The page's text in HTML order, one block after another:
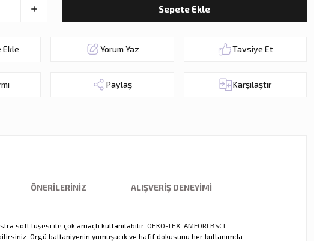
Sepete Ekle
Yorum Yaz Tavsiye Et
Paylaş Karşılaştır
ÖNERILERINIZ ALIŞVERIŞ DENEYIMI
soft tuşesi ile çok amaçlı kullanılabilir. OEKO-TEX, AMFORI BSCI,
Örgü battaniyenin yumuşacık ve hafif dokusunu her kullanımda